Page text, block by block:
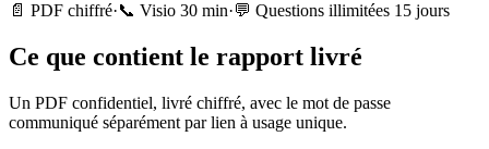
📄 PDF chiffré·📞 Visio 30 min·💬 Questions illimitées 15 jours
Ce que contient le rapport livré
Un PDF confidentiel, livré chiffré, avec le mot de passe
communiqué séparément par lien à usage unique.